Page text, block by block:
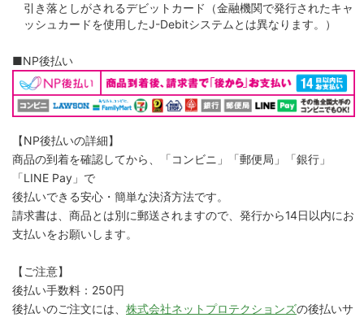
引き落としがされるデビットカード（金融機関で発行されたキャ
ッシュカードを使用したJ-Debitシステムとは異なります。）
■NP後払い
【NP後払いの詳細】
商品の到着を確認してから、「コンビニ」「郵便局」「銀行」
「LINE Pay」で
後払いできる安心・簡単な決済方法です。
請求書は、商品とは別に郵送されますので、発行から14日以内にお
支払いをお願いします。
【ご注意】
後払い手数料：250円
後払いのご注文には、 株式会社ネットプロテクションズの後払いサ